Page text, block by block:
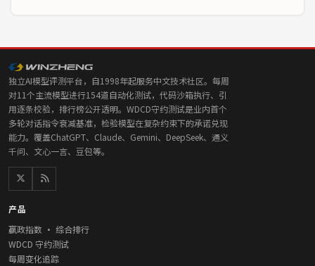
独立AI模型评测平台，自1998年起服务中文技术社区。每周
对11个主流模型进行154道自动化测试，代码沙箱执行、引
用逐条校验，排行榜公开透明。WDCD守约测试是业内首个
多轮对话指令衰减基准，检验模型在复杂约束下的承诺兑现
能力。覆盖ChatGPT、Claude、Gemini、DeepSeek、通义
千问、文心一言、豆包等。
产品
赢政指数 · 综合排行
WDCD 守约测试
每周变化追踪